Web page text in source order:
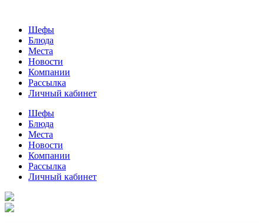
Шефы
Блюда
Места
Новости
Компании
Рассылка
Личный кабинет
Шефы
Блюда
Места
Новости
Компании
Рассылка
Личный кабинет